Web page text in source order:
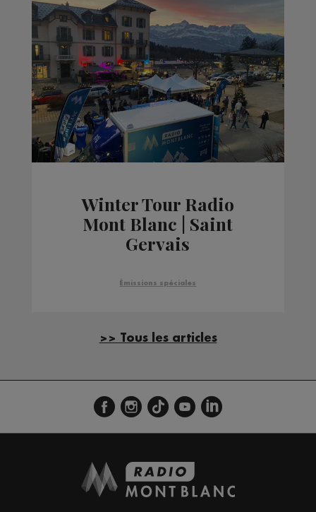
Winter Tour Radio
Mont Blanc | Saint
Gervais
Émissions spéciales
>> Tous les articles